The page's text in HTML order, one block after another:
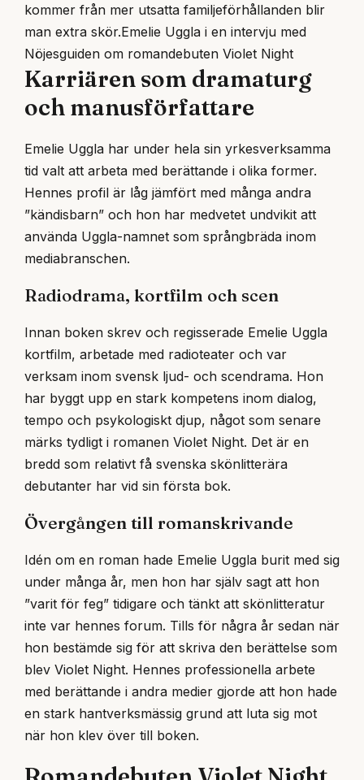
kommer från mer utsatta familjeförhållanden blir
man extra skör.Emelie Uggla i en intervju med
Nöjesguiden om romandebuten Violet Night
Karriären som dramaturg
och manusförfattare
Emelie Uggla har under hela sin yrkesverksamma
tid valt att arbeta med berättande i olika former.
Hennes profil är låg jämfört med många andra
”kändisbarn” och hon har medvetet undvikit att
använda Uggla-namnet som språngbräda inom
mediabranschen.
Radiodrama, kortfilm och scen
Innan boken skrev och regisserade Emelie Uggla
kortfilm, arbetade med radioteater och var
verksam inom svensk ljud- och scendrama. Hon
har byggt upp en stark kompetens inom dialog,
tempo och psykologiskt djup, något som senare
märks tydligt i romanen Violet Night. Det är en
bredd som relativt få svenska skönlitterära
debutanter har vid sin första bok.
Övergången till romanskrivande
Idén om en roman hade Emelie Uggla burit med sig
under många år, men hon har själv sagt att hon
”varit för feg” tidigare och tänkt att skönlitteratur
inte var hennes forum. Tills för några år sedan när
hon bestämde sig för att skriva den berättelse som
blev Violet Night. Hennes professionella arbete
med berättande i andra medier gjorde att hon hade
en stark hantverksmässig grund att luta sig mot
när hon klev över till boken.